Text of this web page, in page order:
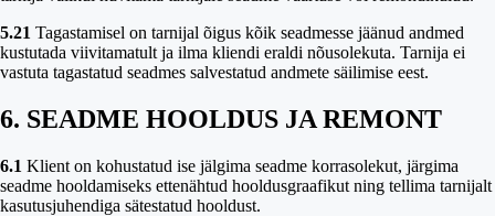
5.21 Tagastamisel on tarnijal õigus kõik seadmesse jäänud andmed
kustutada viivitamatult ja ilma kliendi eraldi nõusolekuta. Tarnija ei
vastuta tagastatud seadmes salvestatud andmete säilimise eest.
6. SEADME HOOLDUS JA REMONT
6.1 Klient on kohustatud ise jälgima seadme korrasolekut, järgima
seadme hooldamiseks ettenähtud hooldusgraafikut ning tellima tarnijalt
kasutusjuhendiga sätestatud hooldust.